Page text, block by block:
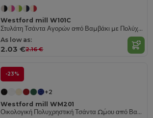
Westford mill W101C
Στυλάτη Τσάντα Αγορών από Βαμβάκι με Πολύχρωμες Λαβές
As low as:
2.03 €2.16 €
-23%
+2
Westford mill WM201
Οικολογική Πολυχρηστική Τσάντα Ώμου από Βαμβάκι